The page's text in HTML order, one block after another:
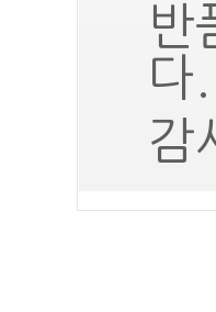
반
다.
감